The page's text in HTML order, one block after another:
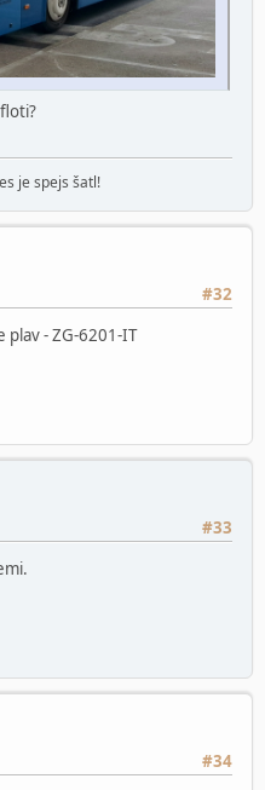
je spejs šatl!
#32
plav - ZG-6201-IT
#33
#34